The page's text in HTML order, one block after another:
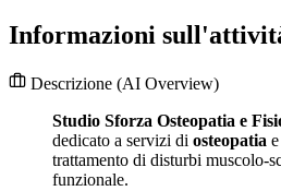
Informazioni
Descrizione (AI Overview)
Studio Sforza Osteopatia e
dedicato a servizi di osteopatia
trattamento di disturbi muscolo-
funzionale.